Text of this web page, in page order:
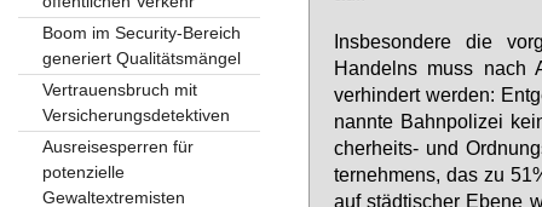
Ins­be­son­de­re die
Han­delns muss nach
ver­hin­dert wer­den:
nann­te Bahn­po­li­zei
cher­heits- und
ter­neh­mens, das zu
auf städ­ti­scher Ebe­ne
Boom im Security-Bereich
generiert Qualitätsmängel
Vertrauensbruch mit
Versicherungsdetektiven
Ausreisesperren für
potenzielle
Gewaltextremisten